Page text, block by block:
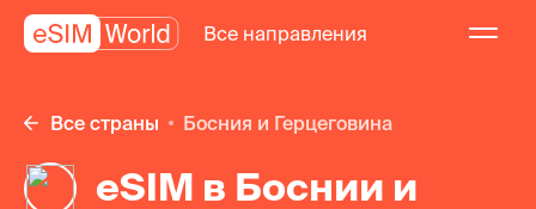
Все направления
Все страны Босния и Герцеговина
eSIM в Боснии и